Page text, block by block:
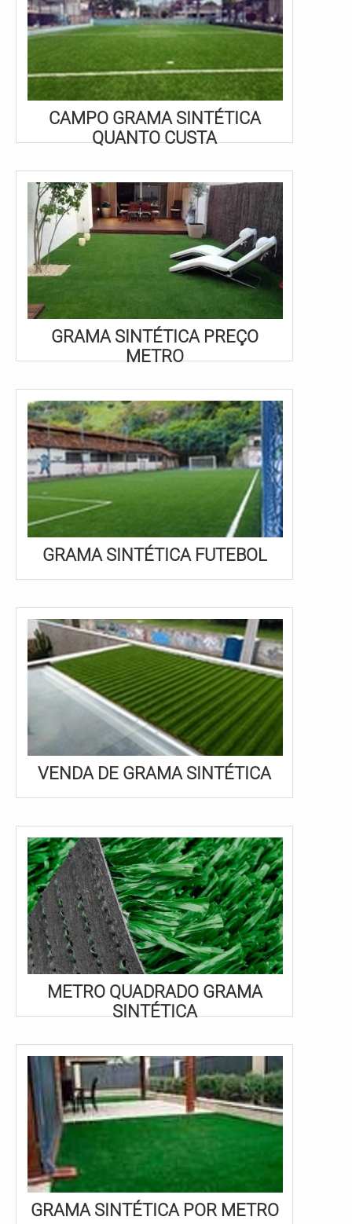
CAMPO GRAMA SINTÉTICA
QUANTO CUSTA
GRAMA SINTÉTICA PREÇO
METRO
GRAMA SINTÉTICA FUTEBOL
VENDA DE GRAMA SINTÉTICA
METRO QUADRADO GRAMA
SINTÉTICA
GRAMA SINTÉTICA POR METRO